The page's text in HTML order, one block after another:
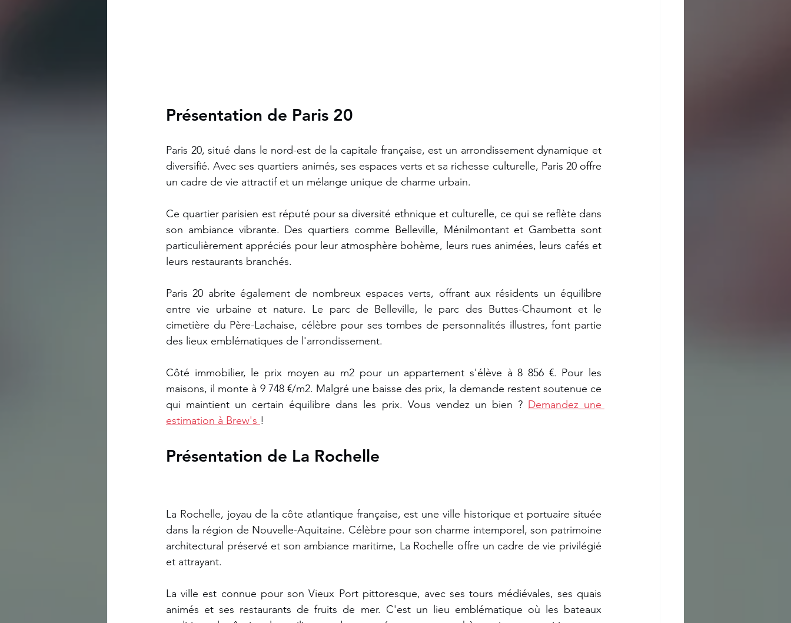
Présentation de Paris 20
Paris 20, situé dans le nord-est de la capitale française, est un arrondissement dynamique et
diversifié. Avec ses quartiers animés, ses espaces verts et sa richesse culturelle, Paris 20 offre
un cadre de vie attractif et un mélange unique de charme urbain.
Ce quartier parisien est réputé pour sa diversité ethnique et culturelle, ce qui se reflète dans
son ambiance vibrante. Des quartiers comme Belleville, Ménilmontant et Gambetta sont
particulièrement appréciés pour leur atmosphère bohème, leurs rues animées, leurs cafés et
leurs restaurants branchés.
Paris 20 abrite également de nombreux espaces verts, offrant aux résidents un équilibre
entre vie urbaine et nature. Le parc de Belleville, le parc des Buttes-Chaumont et le
cimetière du Père-Lachaise, célèbre pour ses tombes de personnalités illustres, font partie
des lieux emblématiques de l'arrondissement.
Côté immobilier, le prix moyen au m2 pour un appartement s'élève à 8 856 €. Pour les
maisons, il monte à 9 748 €/m2. Malgré une baisse des prix, la demande restent soutenue ce
qui maintient un certain équilibre dans les prix. Vous vendez un bien ? Demandez une
estimation à Brew's !
Présentation de La Rochelle
La Rochelle, joyau de la côte atlantique française, est une ville historique et portuaire située
dans la région de Nouvelle-Aquitaine. Célèbre pour son charme intemporel, son patrimoine
architectural préservé et son ambiance maritime, La Rochelle offre un cadre de vie privilégié
et attrayant.
La ville est connue pour son Vieux Port pittoresque, avec ses tours médiévales, ses quais
animés et ses restaurants de fruits de mer. C'est un lieu emblématique où les bateaux